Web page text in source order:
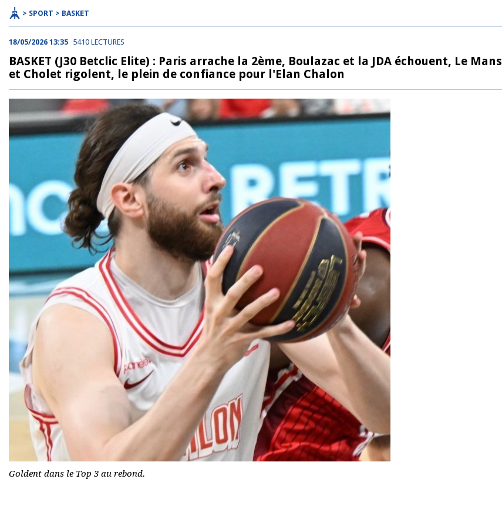
> SPORT > BASKET
18/05/2026 13:35 5410 LECTURES
BASKET (J30 Betclic Elite) : Paris arrache la 2ème, Boulazac et la JDA échouent, Le Mans
et Cholet rigolent, le plein de confiance pour l'Elan Chalon
Goldent dans le Top 3 au rebond.